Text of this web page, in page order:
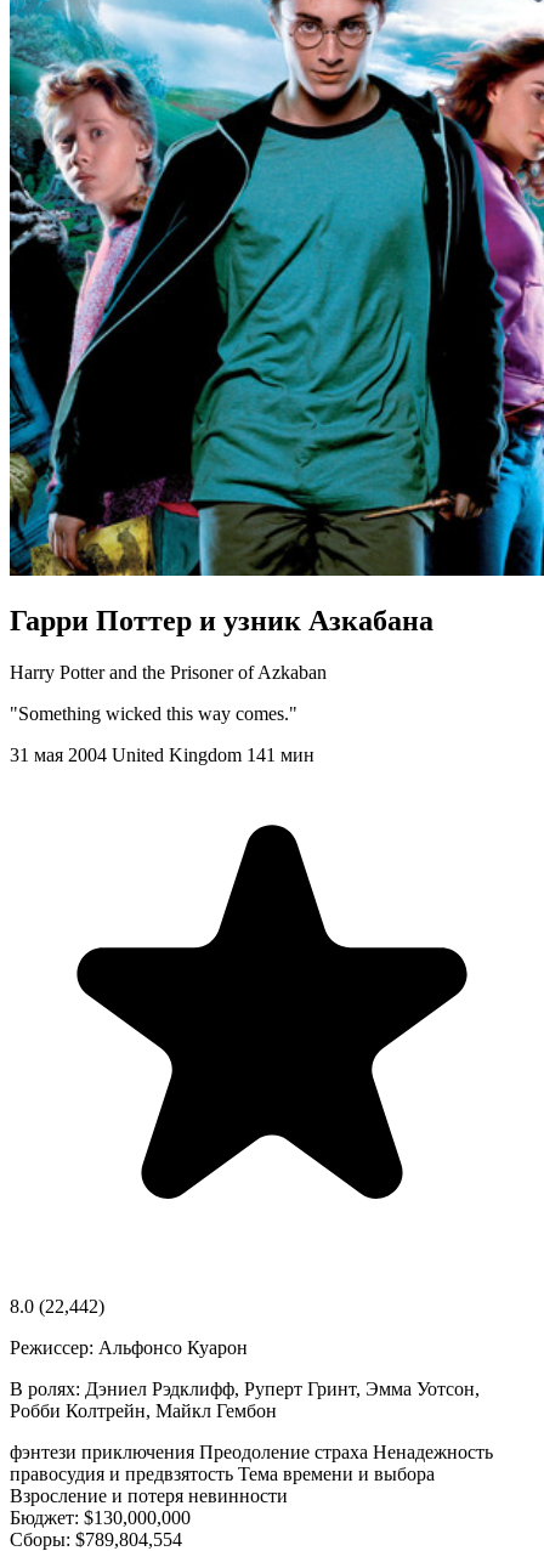
Гарри Поттер и узник Азкабана
Harry Potter and the Prisoner of Azkaban
"Something wicked this way comes."
31 мая 2004 United Kingdom 141 мин
8.0 (22,442)
Режиссер: Альфонсо Куарон
В ролях: Дэниел Рэдклифф, Руперт Гринт, Эмма Уотсон,
Робби Колтрейн, Майкл Гембон
фэнтези приключения Преодоление страха Ненадежность
правосудия и предвзятость Тема времени и выбора
Взросление и потеря невинности
Бюджет: $130,000,000
Сборы: $789,804,554